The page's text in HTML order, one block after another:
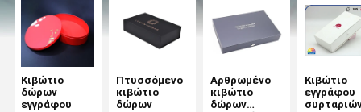
Κιβώτιο
δώρων
εγγράφου
Πτυσσόμενο
κιβώτιο
δώρων
Αρθρωμένο
κιβώτιο
δώρων
Κιβώτιο
εγγράφου